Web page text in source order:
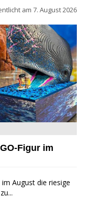
am 7. August 2026
LEGOLAND Water
Figur im
August die riesige